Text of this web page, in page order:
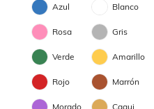
Azul Blanco
Rosa Gris
Verde Amarillo
Rojo Marrón
Morado Caqui